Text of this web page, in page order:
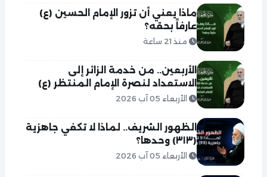
ماذا يعني أن تزور الإمام الحسين (ع)
عارفاً بحقه؟
منذ 21 ساعة
الأربعين.. من خدمة الزائر إلى
الاستعداد لنصرة الإمام المنتظر (ع)
الأربعاء 05 آب 2026
الظهور الشريف.. لماذا لا تكفي جاهزية
(٣١٣) وحدها؟
الأربعاء 05 آب 2026